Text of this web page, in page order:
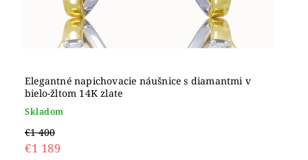
Elegantné napichovacie náušnice s diamantmi v
bielo-žltom 14K zlate
Skladom
€1 400
€1 189